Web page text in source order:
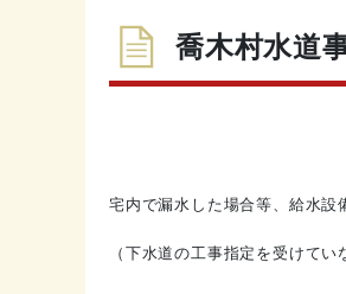
喬木村水道
宅内で漏水した場合等、給水設
（下水道の工事指定を受けてい